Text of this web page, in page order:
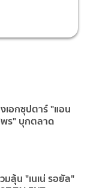
เอกซุปตาร์ "แอน
ร" บุกตลาด
มลุ้น "เนเน่ รอยัล"